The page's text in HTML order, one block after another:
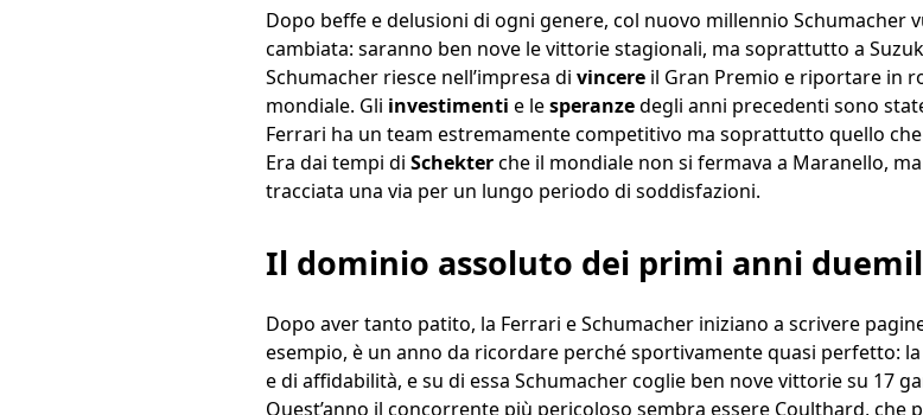
Dopo beffe e delusioni di ogni genere, col nuovo millennio Schumacher
cambiata: saranno ben nove le vittorie stagionali, ma soprattutto a
Schumacher riesce nell’impresa di vincere il Gran Premio e riportare in
mondiale. Gli investimenti e lesperanzedegli anni precedenti sono
Ferrari ha un team estremamente competitivo ma soprattutto quello
Era dai tempi di Schekterche il mondiale non si fermava a Maranello,
tracciata una via per un lungo periodo di soddisfazioni.
Il dominio assoluto dei primi anni
Dopo aver tanto patito, la Ferrari e Schumacher iniziano a scrivere
esempio, è un anno da ricordare perché sportivamente quasi perfetto: la
e di affidabilità, e su di essa Schumacher coglie ben nove vittorie su 17
Quest’anno il concorrente più pericoloso sembra essere Coulthard, che